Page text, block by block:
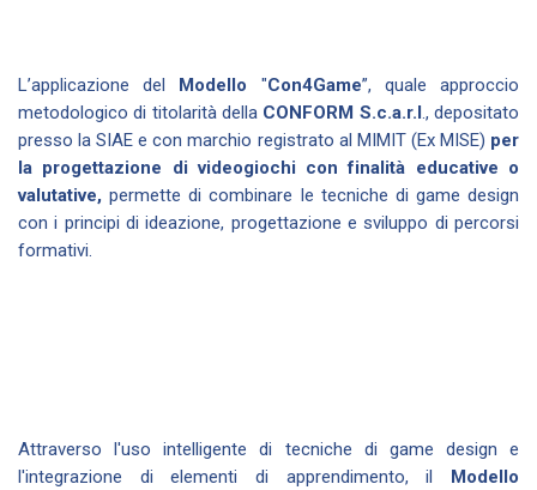
L’applicazione del Modello "Con4Game”, quale approccio
metodologico di titolarità della CONFORM S.c.a.r.l., depositato
presso la SIAE e con marchio registrato al MIMIT (Ex MISE) per
la progettazione di videogiochi con finalità educative o
valutative, permette di combinare le tecniche di game design
con i principi di ideazione, progettazione e sviluppo di percorsi
formativi.
Attraverso l'uso intelligente di tecniche di game design e
l'integrazione di elementi di apprendimento, il Modello